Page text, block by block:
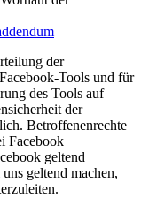
der
Tools und für
des Tools auf
der
Betroffenenrechte
Facebook
geltend
geltend machen,